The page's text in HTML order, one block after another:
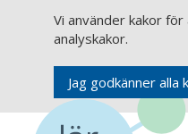
Vi använder kakor
analyskakor.
Jag godkänner alla